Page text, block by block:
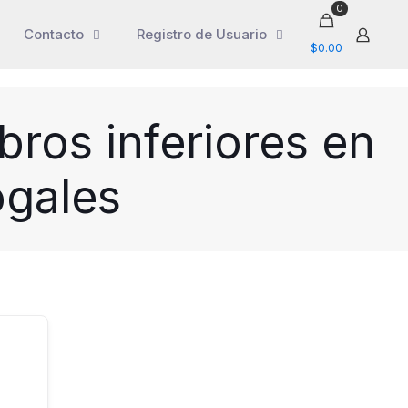
Contacto Registro de Usuario
0
$0.00
inferiores en